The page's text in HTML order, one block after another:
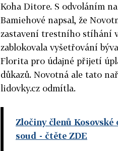
Koha Ditore. S odvoláním
Bamiehové napsal, že
zastavení trestního stíhání
zablokovala vyšetřování
Florita pro údajné přijetí
důkazů. Novotná ale tato
lidovky.cz odmítla.
Zločiny členů
soud - čtěte ZDE